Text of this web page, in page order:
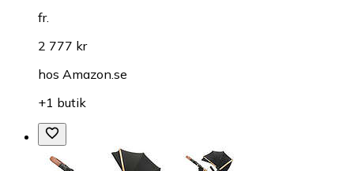
fr.
2 777 kr
hos Amazon.se
+1 butik